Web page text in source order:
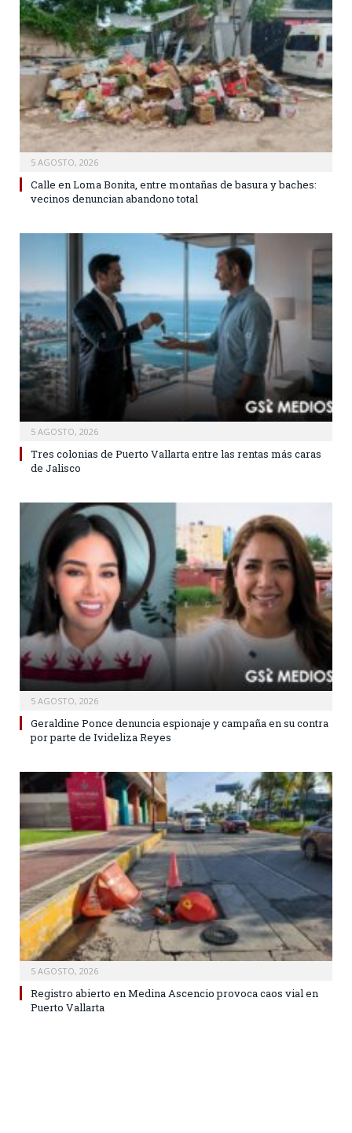
5 AGOSTO, 2026
Calle en Loma Bonita, entre montañas de basura y baches:
vecinos denuncian abandono total
5 AGOSTO, 2026
Tres colonias de Puerto Vallarta entre las rentas más caras
de Jalisco
5 AGOSTO, 2026
Geraldine Ponce denuncia espionaje y campaña en su contra
por parte de Ivideliza Reyes
5 AGOSTO, 2026
Registro abierto en Medina Ascencio provoca caos vial en
Puerto Vallarta